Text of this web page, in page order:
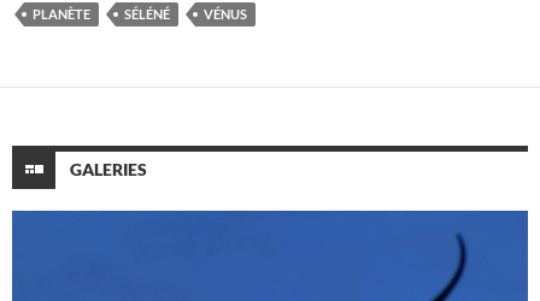
PLANÈTE
SÉLÉNÉ VÉNUS
GALERIES